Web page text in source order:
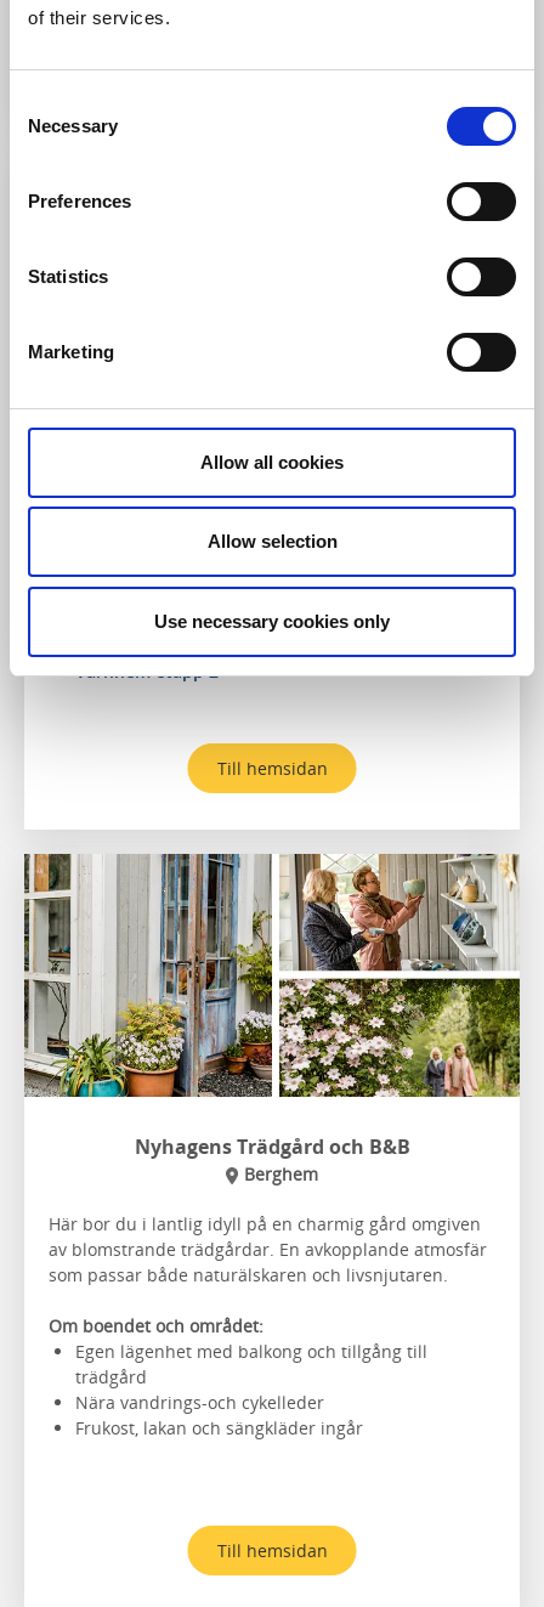
of their services.
Selection
Necessary
Preferences
Statistics
Marketing
Allow all cookies
Allow selection
Use necessary cookies only
Broddetorp
nära Hornborgasjön med egen konsthall och atelje.
Om boendet och området:
Restaurang & café
Varnhem etapp 2
Till hemsidan
Nyhagens Trädgård och B&B
Berghem
Här bor du i lantlig idyll på en charmig gård omgiven
av blomstrande trädgårdar. En avkopplande atmosfär
som passar både naturälskaren och livsnjutaren.
Om boendet och området:
Egen lägenhet med balkong och tillgång till
trädgård
Nära vandrings-och cykelleder
Frukost, lakan och sängkläder ingår
Till hemsidan